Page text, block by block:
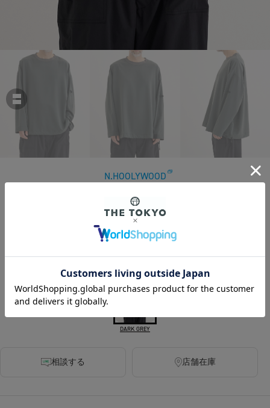
N.HOOLYWOOD
【エヌハリウッド】2251-CS14-003 L/S TEE
￥33,000税込
300ポイント付与
DARK GREY
相談する 店舗在庫